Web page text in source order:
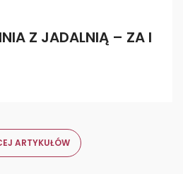
Z JADALNIĄ – ZA I
ARTYKUŁÓW